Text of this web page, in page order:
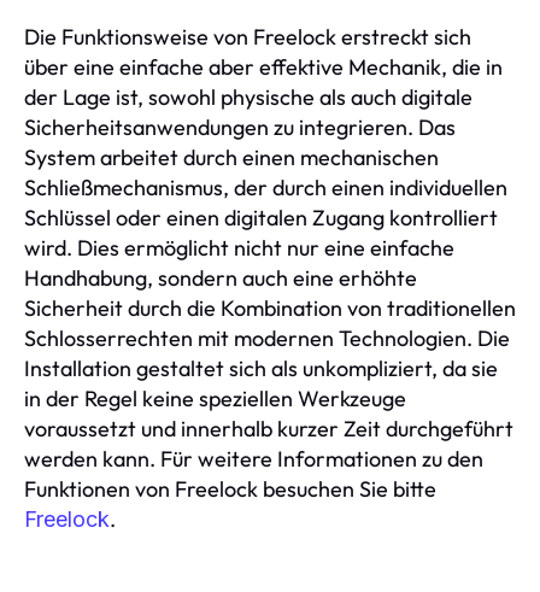
Die Funktionsweise von Freelock erstreckt sich
über eine einfache aber effektive Mechanik, die in
der Lage ist, sowohl physische als auch digitale
Sicherheitsanwendungen zu integrieren. Das
System arbeitet durch einen mechanischen
Schließmechanismus, der durch einen individuellen
Schlüssel oder einen digitalen Zugang kontrolliert
wird. Dies ermöglicht nicht nur eine einfache
Handhabung, sondern auch eine erhöhte
Sicherheit durch die Kombination von traditionellen
Schlosserrechten mit modernen Technologien. Die
Installation gestaltet sich als unkompliziert, da sie
in der Regel keine speziellen Werkzeuge
voraussetzt und innerhalb kurzer Zeit durchgeführt
werden kann. Für weitere Informationen zu den
Funktionen von Freelock besuchen Sie bitte
Freelock.